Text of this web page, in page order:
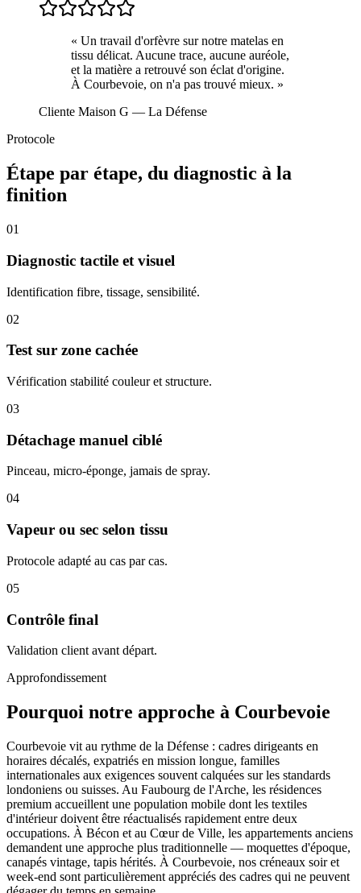
« Un travail d'orfèvre sur notre matelas en
tissu délicat. Aucune trace, aucune auréole,
et la matière a retrouvé son éclat d'origine.
À Courbevoie, on n'a pas trouvé mieux. »
Cliente Maison G — La Défense
Protocole
Étape par étape, du diagnostic à la
finition
01
Diagnostic tactile et visuel
Identification fibre, tissage, sensibilité.
02
Test sur zone cachée
Vérification stabilité couleur et structure.
03
Détachage manuel ciblé
Pinceau, micro-éponge, jamais de spray.
04
Vapeur ou sec selon tissu
Protocole adapté au cas par cas.
05
Contrôle final
Validation client avant départ.
Approfondissement
Pourquoi notre approche à Courbevoie
Courbevoie vit au rythme de la Défense : cadres dirigeants en
horaires décalés, expatriés en mission longue, familles
internationales aux exigences souvent calquées sur les standards
londoniens ou suisses. Au Faubourg de l'Arche, les résidences
premium accueillent une population mobile dont les textiles
d'intérieur doivent être réactualisés rapidement entre deux
occupations. À Bécon et au Cœur de Ville, les appartements anciens
demandent une approche plus traditionnelle — moquettes d'époque,
canapés vintage, tapis hérités. À Courbevoie, nos créneaux soir et
week-end sont particulièrement appréciés des cadres qui ne peuvent